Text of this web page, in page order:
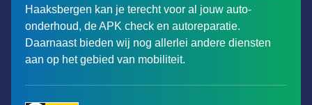
Haaksbergen kan je terecht voor al jouw auto-
onderhoud, de APK check en autoreparatie.
Daarnaast bieden wij nog allerlei andere diensten
aan op het gebied van mobiliteit.